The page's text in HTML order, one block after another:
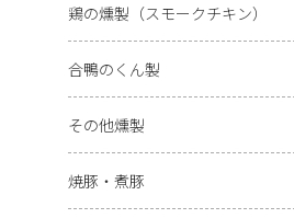
鶏の燻製（スモークチキン）
合鴨のくん製
その他燻製
焼豚・煮豚